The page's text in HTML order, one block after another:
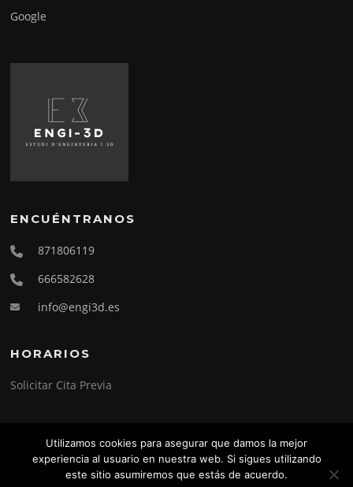
Google
ENCUÉNTRANOS
871806119
666582628
info@engi3d.es
HORARIOS
Solicitar Cita Previa
Copyright © 2026 Engi-3D. Todos los derechos reservados.
Utilizamos cookies para asegurar que damos la mejor
experiencia al usuario en nuestra web. Si sigues utilizando
este sitio asumiremos que estás de acuerdo.